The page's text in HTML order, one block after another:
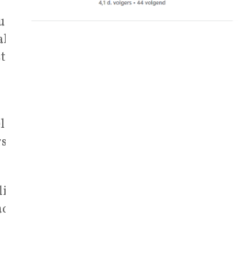
talent voor het maken van
van sprookjesachtige ontwerpen
themaparken in Europa. Het heeft een
werk van hem omdat hij bijna alle
zich niet verlegen gevoeld om
Henri Christian Pieck, ook een
Den Helder en liet zich misschien